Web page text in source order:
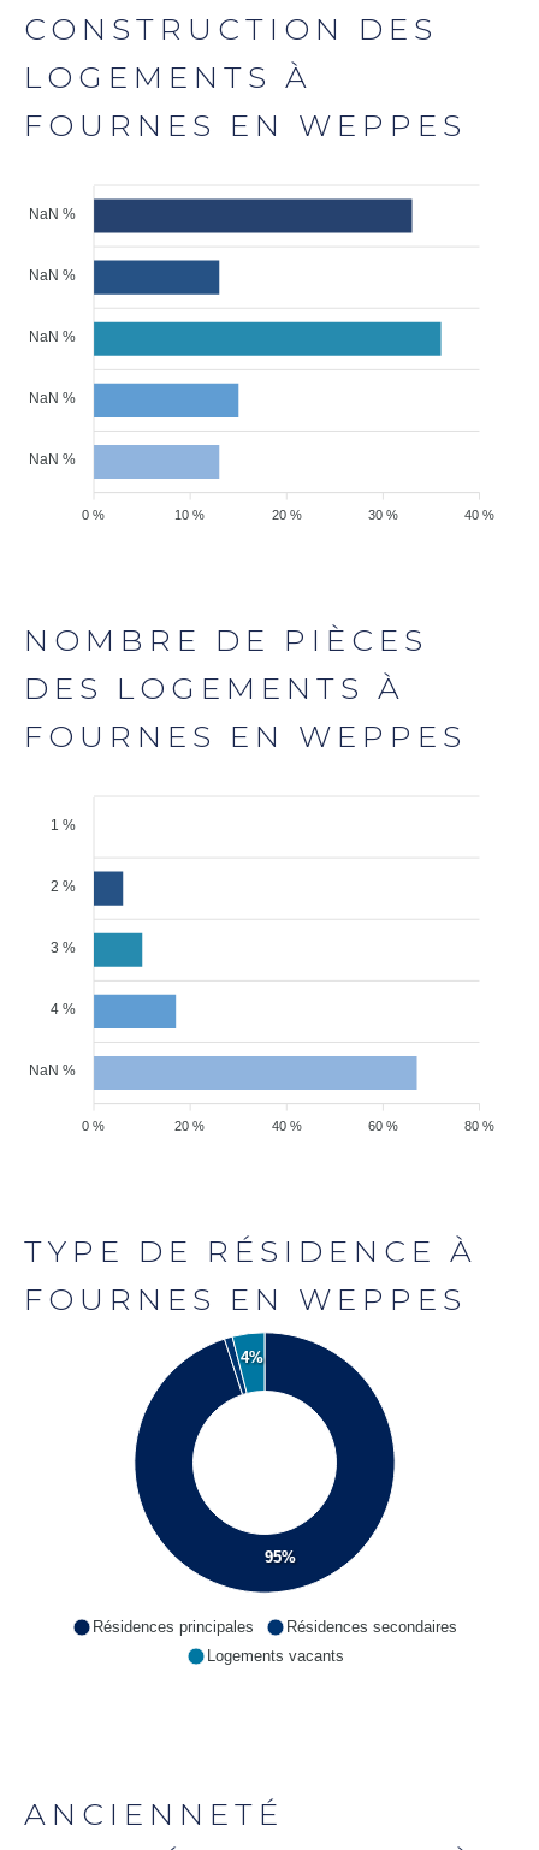
CONSTRUCTION DES
LOGEMENTS À
FOURNES EN WEPPES
NaN %
NaN %
NaN %
NaN %
NaN %
40 %
30 %
20 %
10 %
0 %
NOMBRE DE PIÈCES
DES LOGEMENTS À
FOURNES EN WEPPES
1 %
2 %
3 %
4 %
NaN %
80 %
60 %
40 %
20 %
0 %
TYPE DE RÉSIDENCE À
FOURNES EN WEPPES
95%
4%
Résidences principales
Résidences secondaires
Logements vacants
ANCIENNETÉ